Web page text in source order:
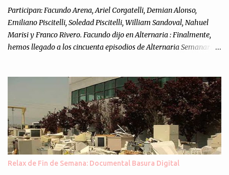
Participan: Facundo Arena, Ariel Corgatelli, Demian Alonso,
Emiliano Piscitelli, Soledad Piscitelli, William Sandoval, Nahuel
Marisi y Franco Rivero. Facundo dijo en Alternaria : Finalmente,
hemos llegado a los cincuenta episodios de Alternaria Semanario.
nuestra propia óptica: un punto de vista independiente e
informal.Para festejarlo, se nos ocurrió que estemos todos juntos; y
cuando digo "todos" me refiero a toda la gente que alguna vez
participó en el semanario como panelista, y a ustedes. Por eso se
nos ocurrió la idea de emitir video en vivo. La tarea no fué facil,
hubo que coordinar horarios, preparar el estudio, configurar
muchos programejos y hacer muchas pruebas. ¿El resultado?
Totalmente inesperado. Mas de 200 personas en vivo
Relax de Fin de Semana: Documental Basura Digital